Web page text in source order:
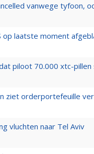
vanwege tyfoon,
op laatste moment
piloot 70.000 xtc-pillen
ziet orderportefeuille
vluchten naar Tel Aviv